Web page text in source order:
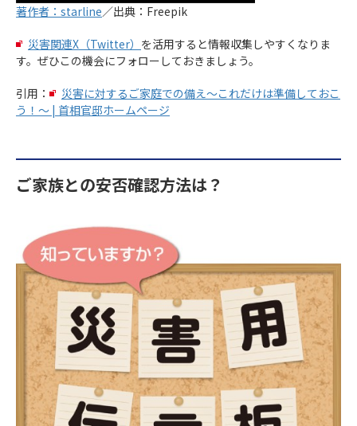
著作者：starline／出典：Freepik
災害関連X（Twitter） を活用すると情報収集しやすくなりま
す。ぜひこの機会にフォローしておきましょう。
引用：
災害に対するご家庭での備え～これだけは準備しておこ
う！～ | 首相官邸ホームページ
ご家族との安否確認方法は？